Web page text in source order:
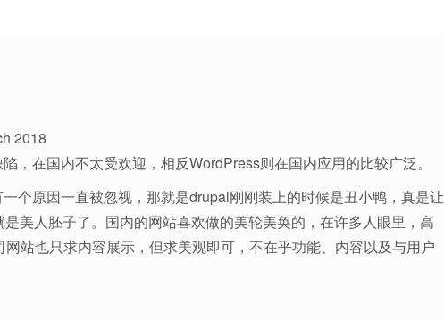
2018
，在国内不太受欢迎，相反WordPress则在国内应用的比较广泛。
个原因一直被忽视，那就是drupal刚刚装上的时候是丑小鸭，真是让
美人胚子了。国内的网站喜欢做的美轮美奂的，在许多人眼里，高
站也只求内容展示，但求美观即可，不在乎功能、内容以及与用户